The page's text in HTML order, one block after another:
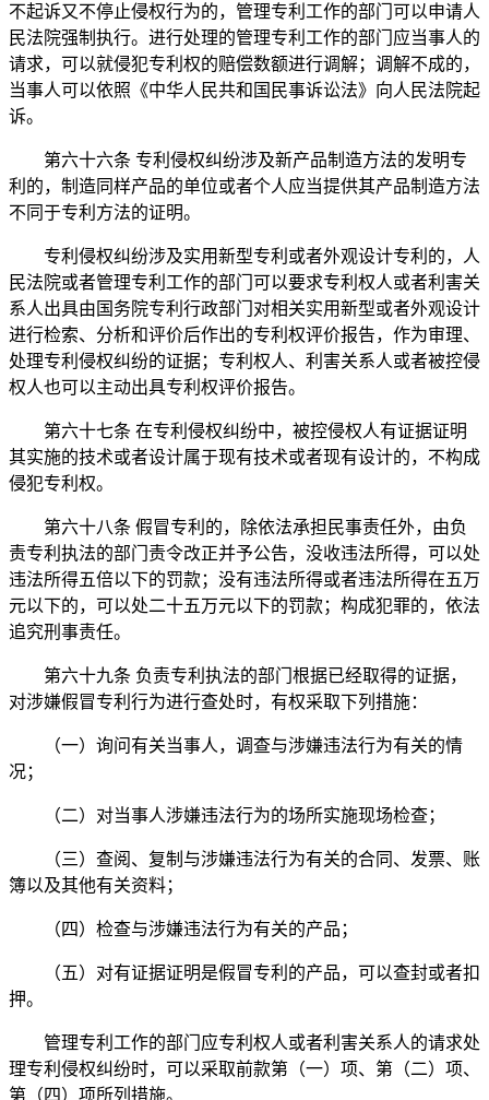
不起诉又不停止侵权行为的，管理专利工作的部门可以申请人
民法院强制执行。进行处理的管理专利工作的部门应当事人的
请求，可以就侵犯专利权的赔偿数额进行调解；调解不成的，
当事人可以依照《中华人民共和国民事诉讼法》向人民法院起
诉。
第六十六条 专利侵权纠纷涉及新产品制造方法的发明专
利的，制造同样产品的单位或者个人应当提供其产品制造方法
不同于专利方法的证明。
专利侵权纠纷涉及实用新型专利或者外观设计专利的，人
民法院或者管理专利工作的部门可以要求专利权人或者利害关
系人出具由国务院专利行政部门对相关实用新型或者外观设计
进行检索、分析和评价后作出的专利权评价报告，作为审理、
处理专利侵权纠纷的证据；专利权人、利害关系人或者被控侵
权人也可以主动出具专利权评价报告。
第六十七条 在专利侵权纠纷中，被控侵权人有证据证明
其实施的技术或者设计属于现有技术或者现有设计的，不构成
侵犯专利权。
第六十八条 假冒专利的，除依法承担民事责任外，由负
责专利执法的部门责令改正并予公告，没收违法所得，可以处
违法所得五倍以下的罚款；没有违法所得或者违法所得在五万
元以下的，可以处二十五万元以下的罚款；构成犯罪的，依法
追究刑事责任。
第六十九条 负责专利执法的部门根据已经取得的证据，
对涉嫌假冒专利行为进行查处时，有权采取下列措施：
（一）询问有关当事人，调查与涉嫌违法行为有关的情
况；
（二）对当事人涉嫌违法行为的场所实施现场检查；
（三）查阅、复制与涉嫌违法行为有关的合同、发票、账
簿以及其他有关资料；
（四）检查与涉嫌违法行为有关的产品；
（五）对有证据证明是假冒专利的产品，可以查封或者扣
押。
管理专利工作的部门应专利权人或者利害关系人的请求处
理专利侵权纠纷时，可以采取前款第（一）项、第（二）项、
第（四）项所列措施。